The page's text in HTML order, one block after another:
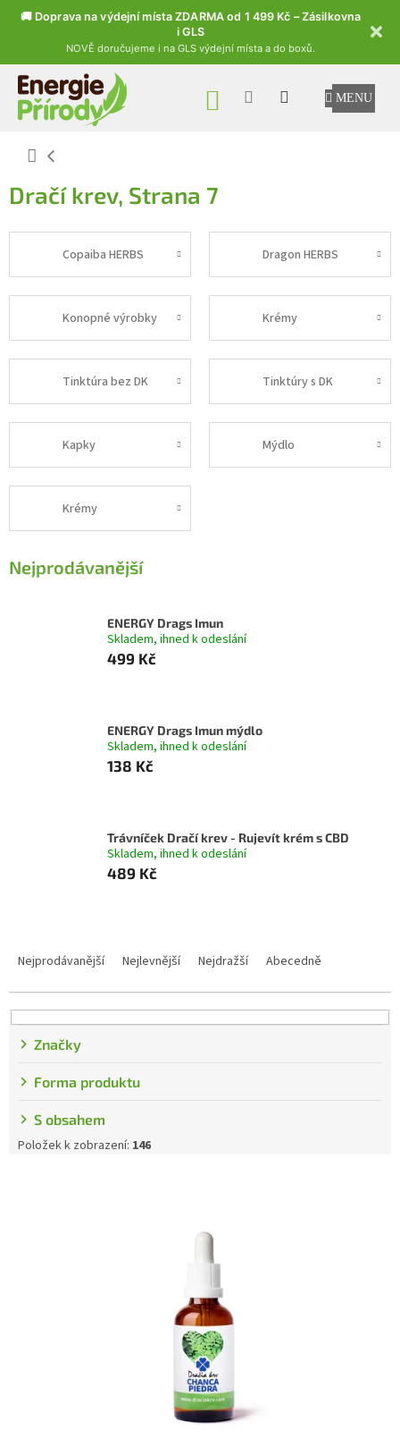
🚚 Doprava na výdejní místa ZDARMA od 1 499 Kč – Zásilkovna
i GLS
NOVĚ doručujeme i na GLS výdejní místa a do boxů.
Přejít na obsah
NÁKUPNÍ KOŠÍK
Domů
Dračí krev, Strana 7
Copaiba HERBS Dragon HERBS
Konopné výrobky Krémy
Tinktúra bez DK Tinktúry s DK
Kapky Mýdlo
Krémy
Nejprodávanější
ENERGY Drags Imun
Skladem, ihned k odeslání
499 Kč
ENERGY Drags Imun mýdlo
Skladem, ihned k odeslání
138 Kč
Trávníček Dračí krev - Rujevít krém s CBD
Skladem, ihned k odeslání
489 Kč
Nejprodávanější Nejlevnější Nejdražší Abecedně
Značky
Forma produktu
S obsahem
Položek k zobrazení: 146